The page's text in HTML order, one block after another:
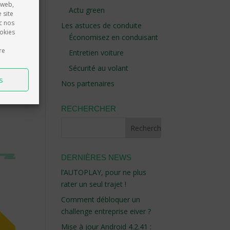
site
nos
Actu green
Les astuces de conduite
Économisez en conduisant
Entretien voiture
Sécurité au volant
Nos partenaires
RECHERCHER
DERNIÈRES NEWS
l’AUTOPLAY, pour ne plus
rater un seul trajet !
Comment débloquer un
challenge entreprise eiver ?
Mise à jour Android 4.2.41 :